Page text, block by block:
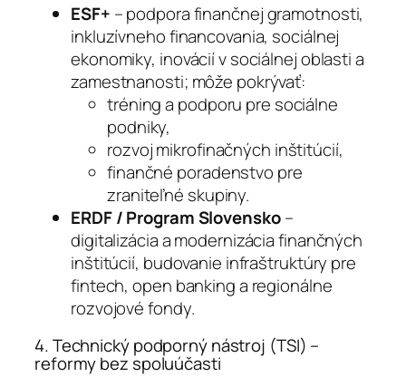
ESF+ – podpora finančnej gramotnosti,
inkluzívneho financovania, sociálnej
ekonomiky, inovácií v sociálnej oblasti a
zamestnanosti; môže pokrývať:
tréning a podporu pre sociálne
podniky,
rozvoj mikrofinačných inštitúcií,
finančné poradenstvo pre
zraniteľné skupiny.
ERDF / Program Slovensko–
digitalizácia a modernizácia finančných
inštitúcií, budovanie infraštruktúry pre
fintech, open banking a regionálne
rozvojové fondy.
4. Technický podporný nástroj (TSI) –
reformy bez spoluúčasti